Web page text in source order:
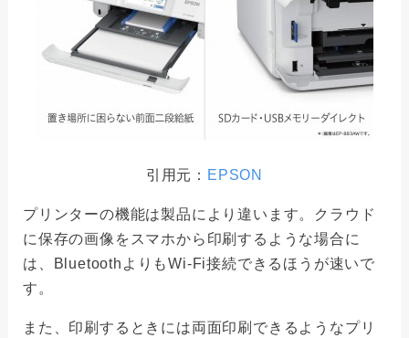
引用元： EPSON
プリンターの機能は製品により違います。クラウド
に保存の画像をスマホから印刷するような場合に
は、BluetoothよりもWi-Fi接続できるほうが速いで
す。
また、印刷するときには両面印刷できるようなプリ